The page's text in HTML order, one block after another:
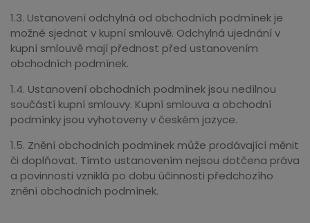
1.3. Ustanovení odchylná od obchodních podmínek je
možné sjednat v kupní smlouvě. Odchylná ujednání v
kupní smlouvě mají přednost před ustanovením
obchodních podmínek.
1.4. Ustanovení obchodních podmínek jsou nedílnou
součástí kupní smlouvy. Kupní smlouva a obchodní
podmínky jsou vyhotoveny v českém jazyce.
1.5. Znění obchodních podmínek může prodávající měnit
či doplňovat. Tímto ustanovením nejsou dotčena práva
a povinnosti vzniklá po dobu účinnosti předchozího
znění obchodních podmínek.